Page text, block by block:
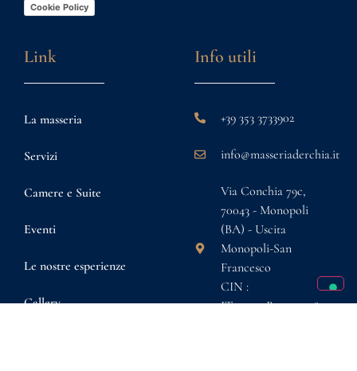
Cookie Policy
Link
La masseria
Servizi
Camere e Suite
Eventi
Le nostre esperienze
Gallery
Info utili
+39 353 3733902
info@masseriaderchia.it
Via Conchia 79c,
70043 - Monopoli
(BA) - Uscita
Monopoli-San
Francesco
CIN :
IT072030B400051587